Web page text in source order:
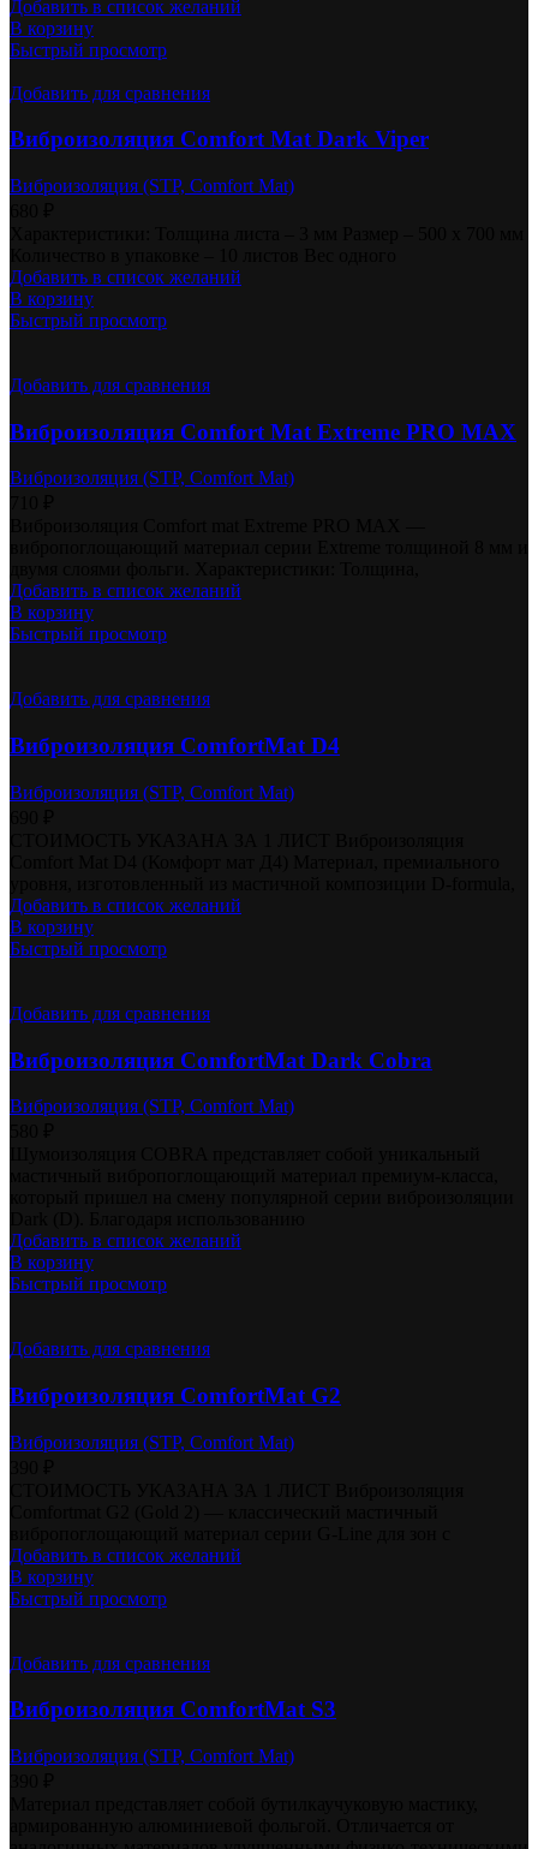
Добавить в список желаний
В корзину
Быстрый просмотр
Добавить для сравнения
Виброизоляция Comfort Mat Dark Viper
Виброизоляция (STP, Comfort Mat)
Добавить в список желаний
В корзину
Быстрый просмотр
Добавить для сравнения
Виброизоляция Comfort Mat Extreme PRO MAX
Виброизоляция (STP, Comfort Mat)
Добавить в список желаний
В корзину
Быстрый просмотр
Добавить для сравнения
Виброизоляция ComfortMat D4
Виброизоляция (STP, Comfort Mat)
Добавить в список желаний
В корзину
Быстрый просмотр
Добавить для сравнения
Виброизоляция ComfortMat Dark Cobra
Виброизоляция (STP, Comfort Mat)
Добавить в список желаний
В корзину
Быстрый просмотр
Добавить для сравнения
Виброизоляция ComfortMat G2
Виброизоляция (STP, Comfort Mat)
Добавить в список желаний
В корзину
Быстрый просмотр
Добавить для сравнения
Виброизоляция ComfortMat S3
Виброизоляция (STP, Comfort Mat)